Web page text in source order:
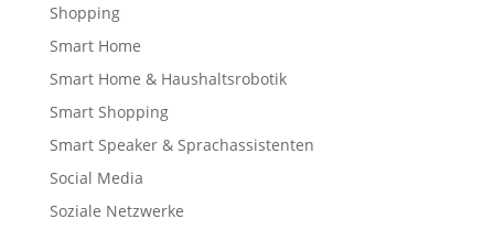
Shopping
Smart Home
Smart Home & Haushaltsrobotik
Smart Shopping
Smart Speaker & Sprachassistenten
Social Media
Soziale Netzwerke